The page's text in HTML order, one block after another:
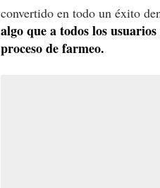
convertido en todo un éxito
algo que a todos los
proceso de farmeo.